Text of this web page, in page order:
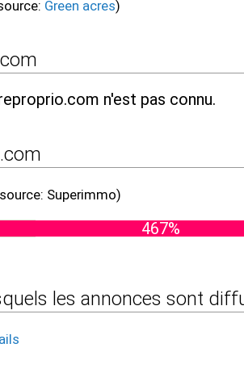
Green acres)
n'est pas connu.
Superimmo)
467%
les annonces sont